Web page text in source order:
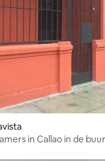
in Callao in de